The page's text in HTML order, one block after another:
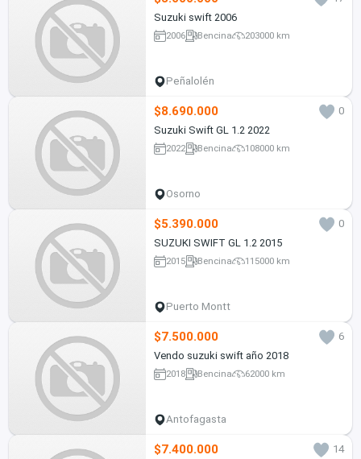
Suzuki swift 2006
2006 Bencina 203000 km
Peñalolén
$8.690.000
0
Suzuki Swift GL 1.2 2022
2022 Bencina 108000 km
Osorno
$5.390.000
0
SUZUKI SWIFT GL 1.2 2015
2015 Bencina 115000 km
Puerto Montt
$7.500.000
6
Vendo suzuki swift año 2018
2018 Bencina 62000 km
Antofagasta
$7.400.000
14